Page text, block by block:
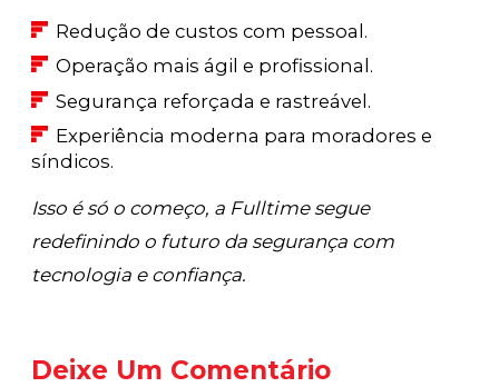
Redução de custos com pessoal.
Operação mais ágil e profissional.
Segurança reforçada e rastreável.
Experiência moderna para moradores e
síndicos.
Isso é só o começo, a Fulltime segue
redefinindo o futuro da segurança com
tecnologia e confiança.
Deixe Um Comentário